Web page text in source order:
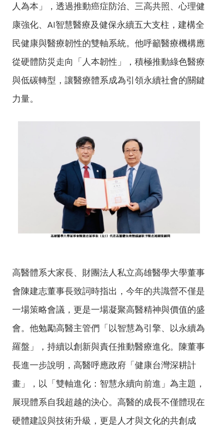
人為本」，透過推動癌症防治、三高共照、心理健
康強化、AI智慧醫療及健保永續五大支柱，建構全
民健康與醫療韌性的雙軸系統。他呼籲醫療機構應
從硬體防災走向「人本韌性」，積極推動綠色醫療
與低碳轉型，讓醫療體系成為引領永續社會的關鍵
力量。
高醫體系大家長、財團法人私立高雄醫學大學董事
會陳建志董事長致詞時指出，今年的共識營不僅是
一場策略會議，更是一場凝聚高醫精神與價值的盛
會。他勉勵高醫主管們「以智慧為引擎、以永續為
羅盤」，持續以創新與責任推動醫療進化。陳董事
長進一步說明，高醫呼應政府「健康台灣深耕計
畫」，以「雙軸進化：智慧永續向前進」為主題，
展現體系自我超越的決心。高醫的成長不僅體現在
硬體建設與技術升級，更是人才與文化的共創成